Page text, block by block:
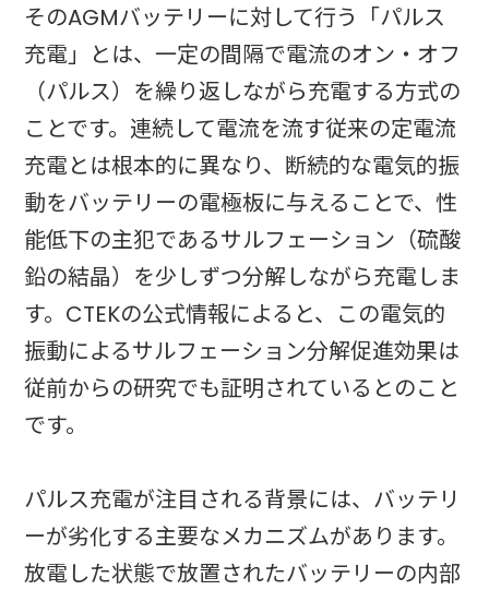
そのAGMバッテリーに対して行う「パルス
充電」とは、一定の間隔で電流のオン・オフ
（パルス）を繰り返しながら充電する方式の
ことです。連続して電流を流す従来の定電流
充電とは根本的に異なり、断続的な電気的振
動をバッテリーの電極板に与えることで、性
能低下の主犯であるサルフェーション（硫酸
鉛の結晶）を少しずつ分解しながら充電しま
す。CTEKの公式情報によると、この電気的
振動によるサルフェーション分解促進効果は
従前からの研究でも証明されているとのこと
です。
パルス充電が注目される背景には、バッテリ
ーが劣化する主要なメカニズムがあります。
放電した状態で放置されたバッテリーの内部